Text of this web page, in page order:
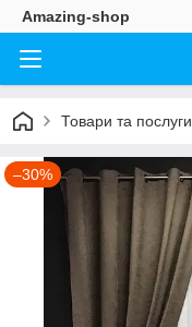
Amazing-shop
Товари та послуги
–30%